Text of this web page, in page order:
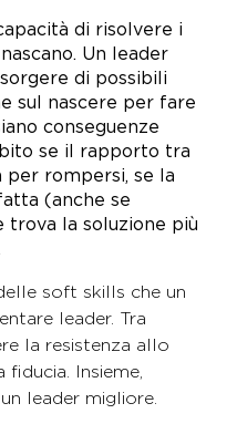
di risolvere i
Un leader
di possibili
sul nascere per fare
conseguenze
se il rapporto tra
rompersi, se la
(anche se
la soluzione più
soft skills che un
leader. Tra
la resistenza allo
fiducia. Insieme,
leader migliore.